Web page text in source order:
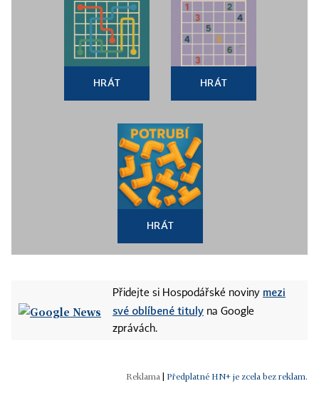
HRÁT HRÁT
HRÁT
Přidejte si Hospodářské noviny mezi
své oblíbené tituly na Google
zprávách.
Předplatné HN+ je zcela bez reklam.